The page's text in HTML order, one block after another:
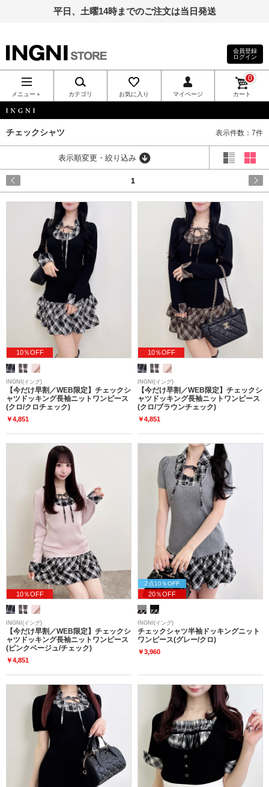
平日、土曜14時までのご注文は当日発送
INGNI（イン
グ）公式通
販｜INGNI
STORE
会員登録
ログイン
メニュー＋ カテゴリ お気に入り マイページ カート
0
チェックシャツ 表示件数：7件
表示順変更・絞り込み
1
10％OFF
INGNI(イング)
【今だけ早割／WEB限定】チェックシ
ャツドッキング長袖ニットワンピース
(クロ/クロチェック)
￥4,851
10％OFF
INGNI(イング)
【今だけ早割／WEB限定】チェックシ
ャツドッキング長袖ニットワンピース
(クロ/ブラウンチェック)
￥4,851
10％OFF
INGNI(イング)
【今だけ早割／WEB限定】チェックシ
ャツドッキング長袖ニットワンピース
(ピンクベージュ/チェック)
￥4,851
2点10％OFF
20％OFF
INGNI(イング)
チェックシャツ半袖ドッキングニット
ワンピース(グレー/クロ)
￥3,960